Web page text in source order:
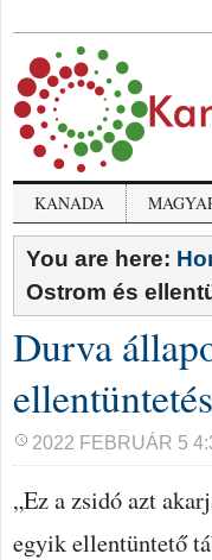
KANADA
You are here:
Ostrom és
Durva
2022 FEBRUÁR 5
„Ez a zsidó azt
egyik ellentüntető